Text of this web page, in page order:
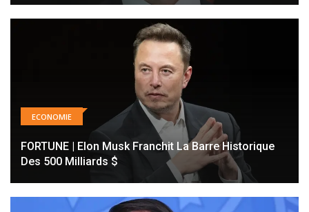
ECONOMIE
FORTUNE | Elon Musk Franchit La Barre Historique
Des 500 Milliards $